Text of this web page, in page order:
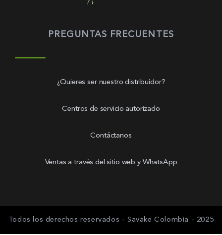
PREGUNTAS FRECUENTES
¿Quieres ser nuestro distribuidor?
Centros de servicio autorizado
Contáctanos
Ventas a través del sitio web y WhatsApp
Todos los derechos reservados - Savake Colombia - 2025